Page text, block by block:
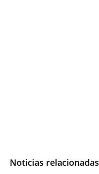
Noticias relacionadas